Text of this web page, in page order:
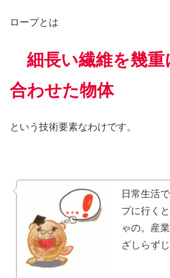
ロープとは
細長い繊維を幾重
合わせた物体
という技術要素なわけです。
日常生活
プに行く
ゃの。産
ざしらずじ